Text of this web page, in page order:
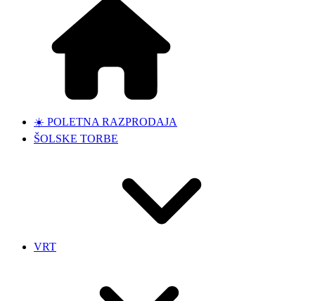
☀️ POLETNA RAZPRODAJA
ŠOLSKE TORBE
VRT